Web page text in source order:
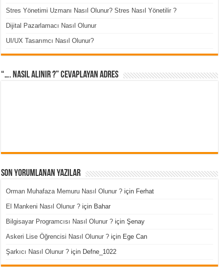
Stres Yönetimi Uzmanı Nasıl Olunur? Stres Nasıl Yönetilir ?
Dijital Pazarlamacı Nasıl Olunur
UI/UX Tasarımcı Nasıl Olunur?
“…. Nasıl Alınır ?” cevaplayan adres
Son Yorumlanan Yazılar
Orman Muhafaza Memuru Nasıl Olunur ? için Ferhat
El Mankeni Nasıl Olunur ? için Bahar
Bilgisayar Programcısı Nasıl Olunur ? içinŞenay
Askeri Lise Öğrencisi Nasıl Olunur ? için Ege Can
Şarkıcı Nasıl Olunur ? için Defne_1022